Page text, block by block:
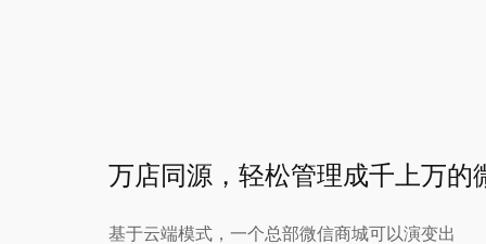
万店同源，轻松管理成千上万的
基于云端模式，一个总部微信商城可以演变出